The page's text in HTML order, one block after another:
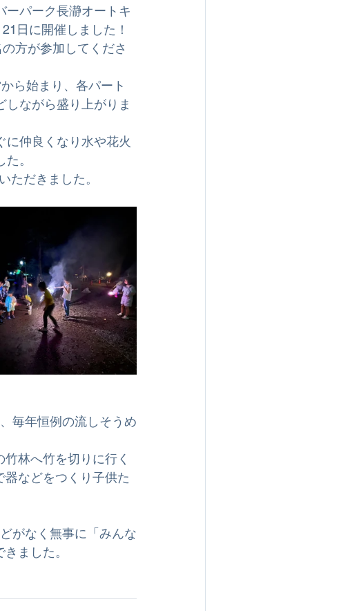
ーパーク長瀞オートキ
日に開催しました！
方が参加してくださ
ら始まり、各パート
しながら盛り上がりま
に仲良くなり水や花火
。
ただきました。
毎年恒例の流しそうめ
林へ竹を切りに行く
器などをつくり子供た
がなく無事に「みんな
ました。